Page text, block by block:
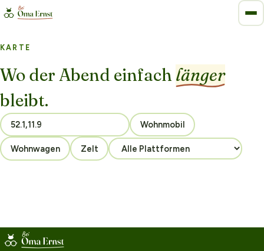
KARTE
Wo der Abend einfach länger
bleibt.
Wohnmobil
Wohnwagen Zelt